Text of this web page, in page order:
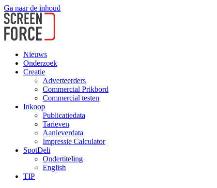
Ga naar de inhoud
Nieuws
Onderzoek
Creatie
Adverteerders
Commercial Prikbord
Commercial testen
Inkoop
Publicatiedata
Tarieven
Aanleverdata
Impressie Calculator
SpotDeli
Ondertiteling
English
TIP